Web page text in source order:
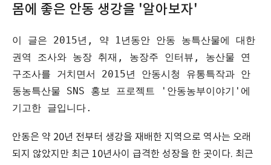
몸에 좋은 안동 생강을 '알아보자'
이 글은 2015년, 약 1년동안 안동 농특산물에 대한
권역 조사와 농장 취재, 농장주 인터뷰, 농산물 연
구조사를 거치면서 2015년 안동시청 유통특작과 안
동농특산물 SNS 홍보 프로젝트 '안동농부이야기'에
안동은 약 20년 전부터 생강을 재배한 지역으로 역사는 오래
되지 않았지만 최근 10년사이 급격한 성장을 한 곳이다. 최근